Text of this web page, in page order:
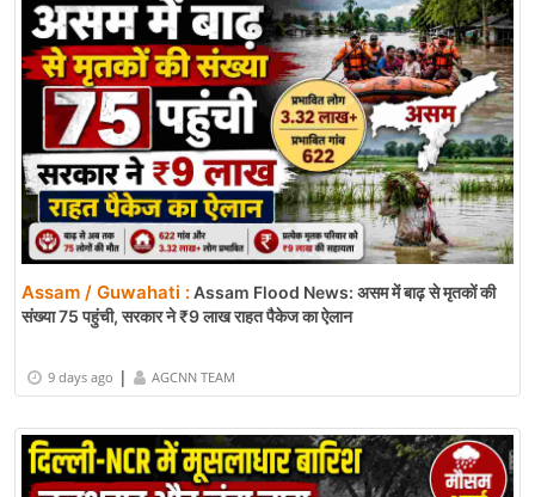
Assam / Guwahati :Assam Flood News: असम में बाढ़ से मृतकों की
संख्या 75 पहुंची, सरकार ने ₹9 लाख राहत पैकेज का ऐलान
9 days ago | AGCNN TEAM